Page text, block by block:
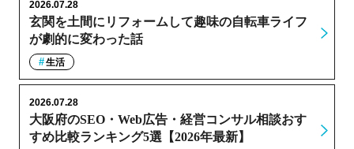
玄関を土間にリフォームして趣味の自転車ライフ
が劇的に変わった話
2026.07.28
生活
大阪府のSEO・Web広告・経営コンサル相談おす
すめ比較ランキング5選【2026年最新】
2026.07.28